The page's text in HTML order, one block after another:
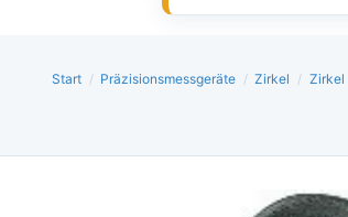
Start / Präzisionsmessgeräte / Zirkel / Zirkel